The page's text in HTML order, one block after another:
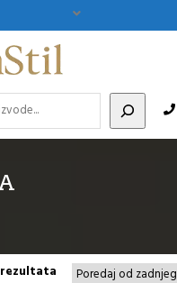
rezultata Sorted